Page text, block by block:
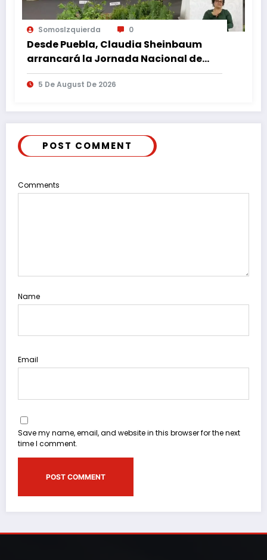
SomosIzquierda 0
Desde Puebla, Claudia Sheinbaum
arrancará la Jornada Nacional de
Reforestación
5 De August De 2026
POST COMMENT
Comments
Name
Email
Save my name, email, and website in this browser for the next
time I comment.